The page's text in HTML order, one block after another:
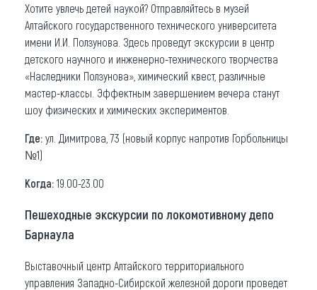
Хотите увлечь детей наукой? Отправляйтесь в музей
Алтайского государственного технического университета
имени И.И. Ползунова. Здесь проведут экскурсии в центр
детского научного и инженерно-технического творчества
«Наследники Ползунова», химический квест, различные
мастер-классы. Эффектным завершением вечера станут
шоу физических и химических экспериментов.
Где: ул. Димитрова, 73 (новый корпус напротив Горбольницы
№1)
Когда: 19.00-23.00
Пешеходные экскурсии по локомотивному депо
Барнаула
Выставочный центр Алтайского территориального
управления Западно-Сибирской железной дороги проведет